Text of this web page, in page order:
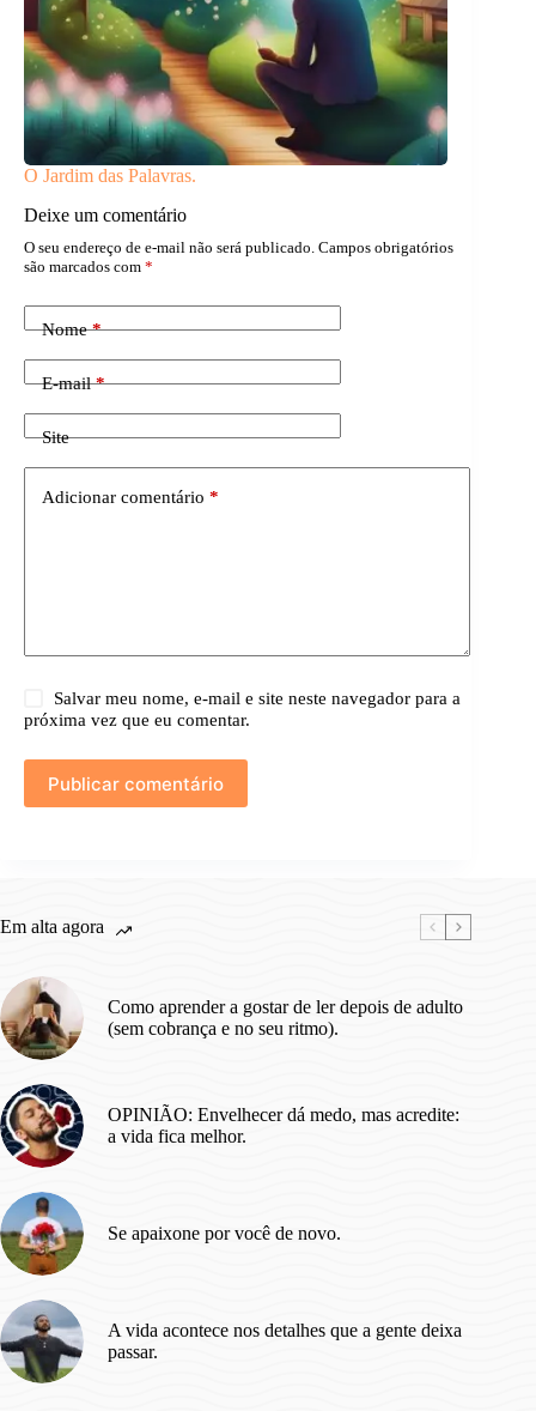
O Jardim das Palavras.
Deixe um comentário
O seu endereço de e-mail não será publicado. Campos obrigatórios
são marcados com *
Nome*
E-mail*
Site
Adicionar comentário *
Salvar meu nome, e-mail e site neste navegador para a
próxima vez que eu comentar.
Publicar comentário
Em alta agora
Como aprender a gostar de ler depois de adulto
(sem cobrança e no seu ritmo).
OPINIÃO: Envelhecer dá medo, mas acredite:
a vida fica melhor.
Se apaixone por você de novo.
A vida acontece nos detalhes que a gente deixa
passar.